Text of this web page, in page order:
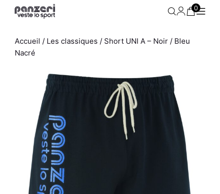
Aller
0
Accueil / Les classiques / Short UNI A – Noir / Bleu
Nacré